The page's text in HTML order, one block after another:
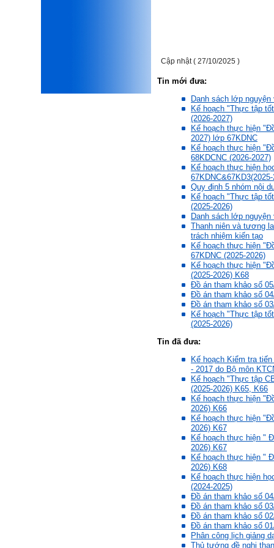
Được gia đình hỗ trợ, có sức
Cập nhật ( 27/10/2025 )
Tin mới đưa:
Danh sách lớp
Kế hoạch "Thực tập
(2026-2027)
Kế hoạch thực hiện
2027) lớp 67KDNC
Kế hoạch thực hiện
68KDCNC (2026-2027)
Kế hoạch thực hiện
Quy định 5 nhóm nội
Kế hoạch "Thực tập
(2025-2026)
Danh sách lớp
Thanh niên và tương
trách nhiệm kiến tạo
Kế hoạch thực hiện
67KDNC (2025-2026)
Kế hoạch thực hiện
(2025-2026) K68
Đồ án tham khảo số
Đồ án tham khảo số
Đồ án tham khảo số
Kế hoạch "Thực tập
(2025-2026)
Tin đã đưa:
Kế hoạch Kiểm tra
- 2017 do Bộ môn
Kế hoạch "Thực tập
(2025-2026) K65, K66
Kế hoạch thực hiện
2026) K66
Kế hoạch thực hiện
2026) K67
Kế hoạch thực hiện "
2026) K67
Kế hoạch thực hiện "
2026) K68
Kế hoạch thực hiện
(2024-2025)
Đồ án tham khảo số
Đồ án tham khảo số
Đồ án tham khảo số
Đồ án tham khảo số
Phân công lịch giảng
Thủ tướng đề nghị